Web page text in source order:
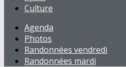
Culture
Agenda
Photos
Randonnées vendredi
Randonnées mardi